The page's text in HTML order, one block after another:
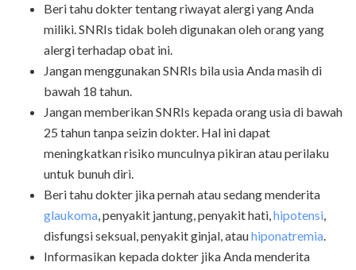
Beri tahu dokter tentang riwayat alergi yang Anda
miliki. SNRIs tidak boleh digunakan oleh orang yang
alergi terhadap obat ini.
Jangan menggunakan SNRIs bila usia Anda masih di
bawah 18 tahun.
Jangan memberikan SNRIs kepada orang usia di bawah
25 tahun tanpa seizin dokter. Hal ini dapat
meningkatkan risiko munculnya pikiran atau perilaku
untuk bunuh diri.
Beri tahu dokter jika pernah atau sedang menderita
glaukoma, penyakit jantung, penyakit hati,hipotensi,
disfungsi seksual, penyakit ginjal, atauhiponatremia.
Informasikan kepada dokter jika Anda menderita